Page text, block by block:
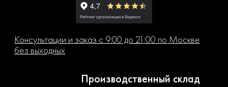
Консультации и заказ с 9:00 до 21:00 по Москве
без выходных
Производственный склад